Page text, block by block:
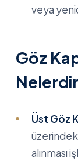
veya
Göz
Üst Göz
alınması